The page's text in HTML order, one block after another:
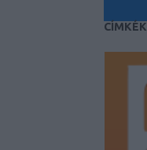
CÍMKÉK